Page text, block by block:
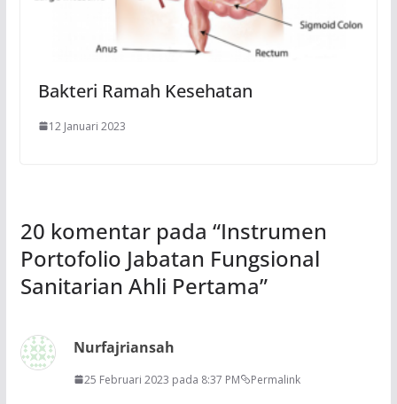
Bakteri Ramah Kesehatan
12 Januari 2023
20 komentar pada “Instrumen
Portofolio Jabatan Fungsional
Sanitarian Ahli Pertama”
Nurfajriansah
25 Februari 2023 pada 8:37 PM Permalink